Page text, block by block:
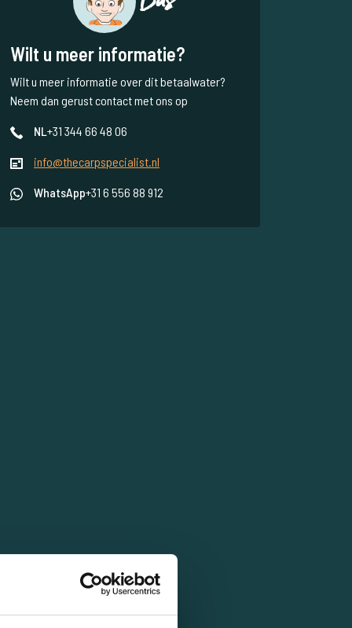
Wilt u meer informatie?
Wilt u meer informatie over dit betaalwater?
Neem dan gerust contact met ons op
NL+31 344 66 48 06
info@thecarpspecialist.nl
WhatsApp+31 6 556 88 912